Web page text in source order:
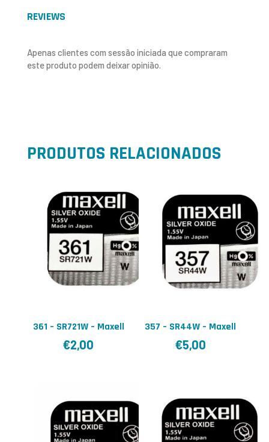
REVIEWS
Apenas clientes com sessão iniciada que compraram
este produto podem deixar opinião.
PRODUTOS RELACIONADOS
361 – SR721W – Maxell
€2,00
357 – SR44W – Maxell
€5,00